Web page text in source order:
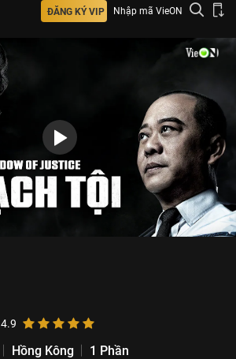
ĐĂNG KÝ VIP Nhập mã VieON
4.9
Hồng Kông
1 Phần